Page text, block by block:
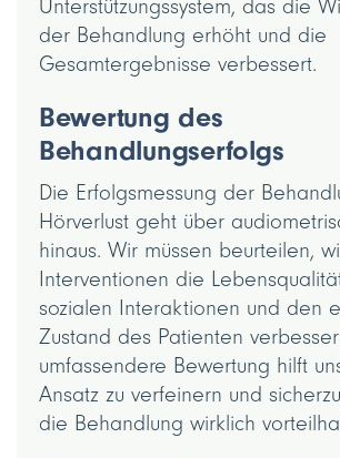
Unterstützungssystem, das die
der Behandlung erhöht und die
Gesamtergebnisse verbessert.
Bewertung des
Behandlungserfolgs
Die Erfolgsmessung der
Hörverlust geht über
hinaus. Wir müssen beurteilen,
Interventionen die
sozialen Interaktionen und den
Zustand des Patienten
umfassendere Bewertung hilft
Ansatz zu verfeinern und
die Behandlung wirklich